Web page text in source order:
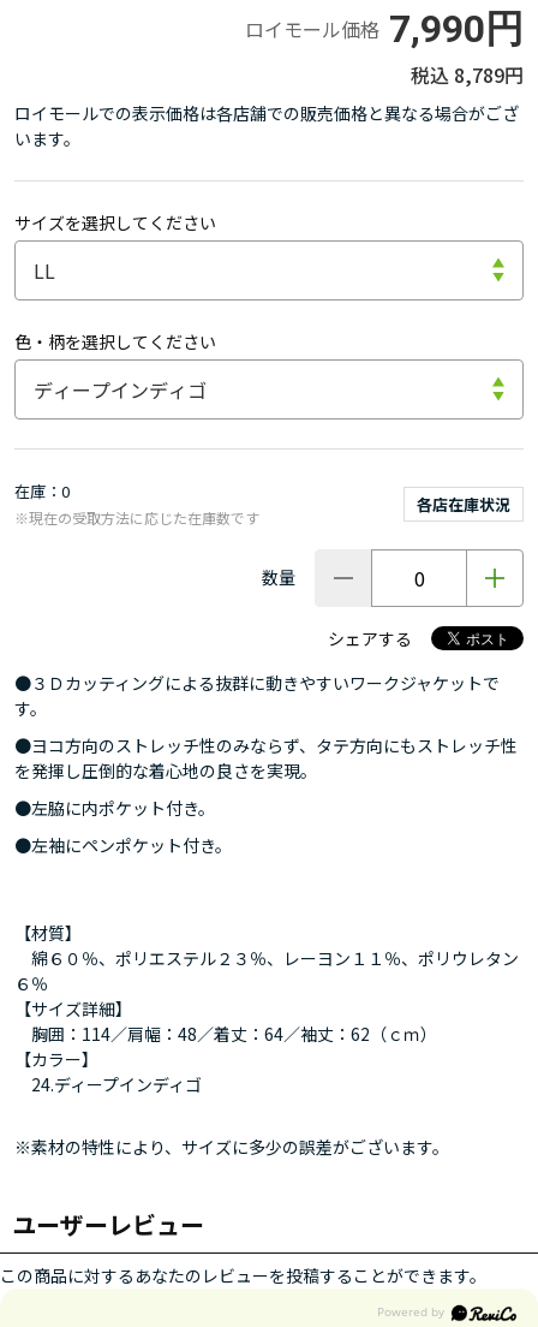
ロイモール価格 7,990円
8,789円
ロイモールでの表示価格は各店舗での販売価格と異なる場合がござ
います。
サイズを選択してください
色・柄を選択してください
在庫 0
各店在庫状況
※現在の受取方法に応じた在庫数です
数量
シェアする
●３Ｄカッティングによる抜群に動きやすいワークジャケットで
す。
●ヨコ方向のストレッチ性のみならず、タテ方向にもストレッチ性
を発揮し圧倒的な着心地の良さを実現。
●左脇に内ポケット付き。
●左袖にペンポケット付き。
【材質】
綿６０％、ポリエステル２３％、レーヨン１１％、ポリウレタン
６％
【サイズ詳細】
胸囲：114／肩幅：48／着丈：64／袖丈：62（ｃｍ）
【カラー】
24.ディープインディゴ
※素材の特性により、サイズに多少の誤差がございます。
ユーザーレビュー
この商品に対するあなたのレビューを投稿することができます。